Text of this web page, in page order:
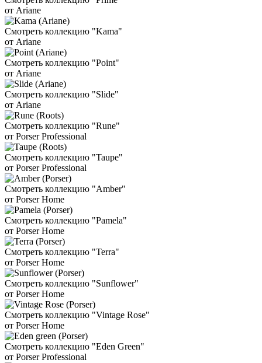
от Ariane
Смотреть коллекцию "Kama"
от Ariane
Смотреть коллекцию "Point"
от Ariane
Смотреть коллекцию "Slide"
от Ariane
Смотреть коллекцию "Rune"
от Porser Professional
Смотреть коллекцию "Taupe"
от Porser Professional
Смотреть коллекцию "Amber"
от Porser Home
Смотреть коллекцию "Pamela"
от Porser Home
Смотреть коллекцию "Terra"
от Porser Home
Смотреть коллекцию "Sunflower"
от Porser Home
Смотреть коллекцию "Vintage Rose"
от Porser Home
Смотреть коллекцию "Eden Green"
от Porser Professional